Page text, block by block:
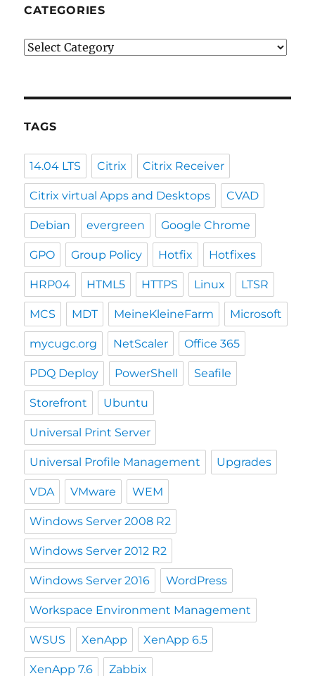
CATEGORIES
Categories
TAGS
14.04 LTS Citrix Citrix Receiver
Citrix virtual Apps and Desktops CVAD
Debian evergreen Google Chrome
GPO Group Policy Hotfix Hotfixes
HRP04 HTML5 HTTPS Linux LTSR
MCS MDT MeineKleineFarm Microsoft
mycugc.org NetScaler Office 365
PDQ Deploy PowerShell Seafile
Storefront Ubuntu
Universal Print Server
Universal Profile Management Upgrades
VDA VMware WEM
Windows Server 2008 R2
Windows Server 2012 R2
Windows Server 2016 WordPress
Workspace Environment Management
WSUS XenApp XenApp 6.5
XenApp 7.6 Zabbix